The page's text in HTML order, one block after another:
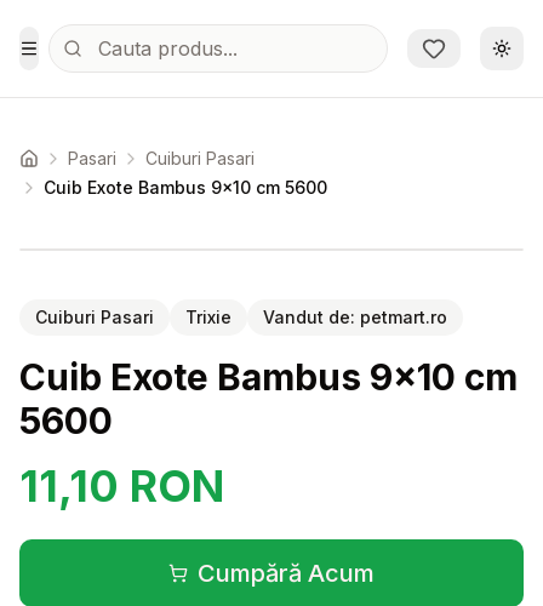
Sari la conținutul principal
Toggle Menu
Acasa Pasari
Cuiburi Pasari
Cuib Exote Bambus 9x10 cm 5600
Cuiburi Pasari Trixie Vandut de: petmart.ro
Cuib Exote Bambus 9x10 cm
5600
11,10 RON
Cumpără Acum
(se deschide într-o filă